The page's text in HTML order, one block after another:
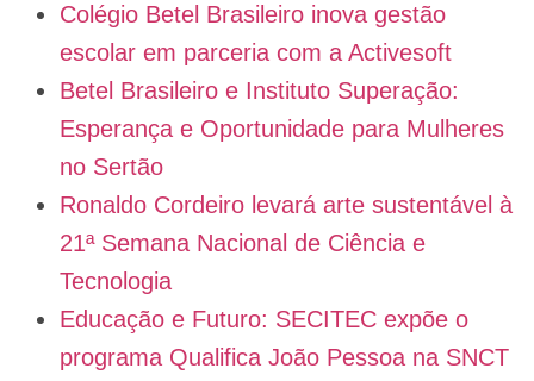
Colégio Betel Brasileiro inova gestão
escolar em parceria com a Activesoft
Betel Brasileiro e Instituto Superação:
Esperança e Oportunidade para Mulheres
no Sertão
Ronaldo Cordeiro levará arte sustentável à
21ª Semana Nacional de Ciência e
Tecnologia
Educação e Futuro: SECITEC expõe o
programa Qualifica João Pessoa na SNCT